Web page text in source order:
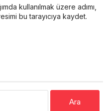
kullanılmak üzere adımı,
bu tarayıcıya kaydet.